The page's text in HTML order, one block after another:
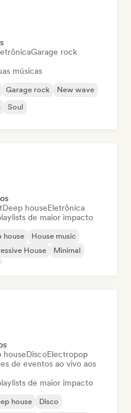
Garage rock
músicas
Garage rock
New wave
Soul
Deep houseEletrônica
de maior impacto
house
House music
House
Minimal
houseDiscoElectropop
de eventos ao vivo aos
de maior impacto
house
Disco